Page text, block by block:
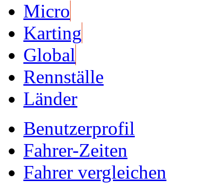
Micro
Karting
Global
Rennställe
Länder
Benutzerprofil
Fahrer-Zeiten
Fahrer vergleichen